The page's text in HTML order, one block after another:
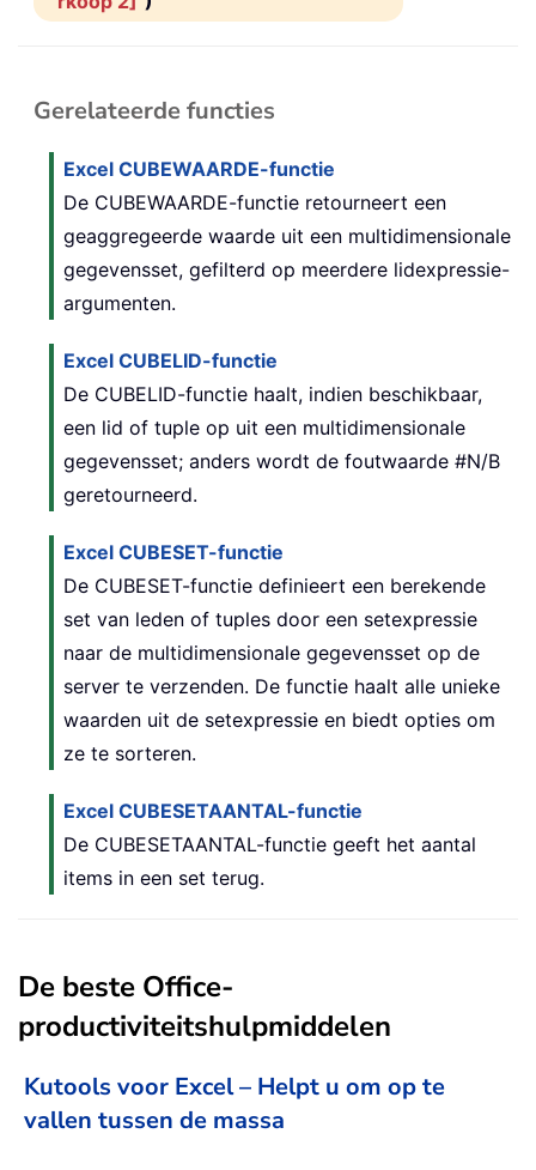
Gerelateerde functies
Excel CUBEWAARDE-functie
De CUBEWAARDE-functie retourneert een
geaggregeerde waarde uit een multidimensionale
gegevensset, gefilterd op meerdere lidexpressie-
argumenten.
Excel CUBELID-functie
De CUBELID-functie haalt, indien beschikbaar,
een lid of tuple op uit een multidimensionale
gegevensset; anders wordt de foutwaarde #N/B
geretourneerd.
Excel CUBESET-functie
De CUBESET-functie definieert een berekende
set van leden of tuples door een setexpressie
naar de multidimensionale gegevensset op de
server te verzenden. De functie haalt alle unieke
waarden uit de setexpressie en biedt opties om
ze te sorteren.
Excel CUBESETAANTAL-functie
De CUBESETAANTAL-functie geeft het aantal
items in een set terug.
De beste Office-
productiviteitshulpmiddelen
Kutools voor Excel – Helpt u om op te
vallen tussen de massa